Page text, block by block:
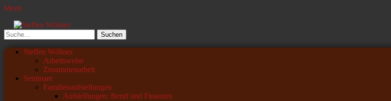
Menü
Steffen Wöhner
Lehrer und Seminarleiter
Suchen
nach:
Primäres
Zum
Steffen Wöhner
Arbeitsweise
Zusammenarbeit
Seminare
Familienaufstellungen
Aufstellungen: Beruf und Finanzen